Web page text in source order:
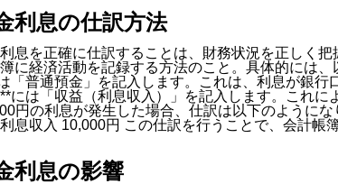
利息の仕訳方法
息を正確に仕訳することは、財務状況を正しく
に経済活動を記録する方法のこと。具体的には、
「普通預金」を記入します。これは、利息が銀行
には「収益（利息収入）」を記入します。これに
円の利息が発生した場合、仕訳は以下のように
息収入 10,000円 この仕訳を行うことで、会計帳
利息の影響